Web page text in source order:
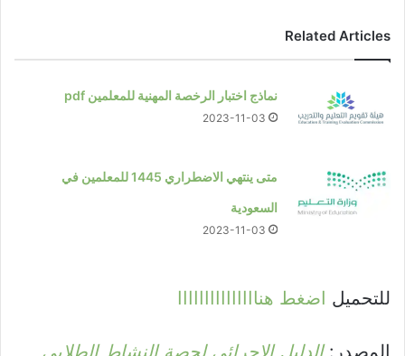
Related Articles
نماذج اختبار الرخصة المهنية للمعلمين pdf
2023-11-03
متى ينتهي الاضطراري 1445 للمعلمين في
السعودية
2023-11-03
للتحميل اضغط هنااااااااااااااا